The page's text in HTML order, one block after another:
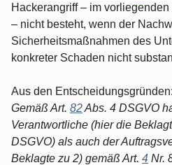
Hackerangriff – im
– nicht besteht, wenn der
Sicherheitsmaßnahmen des
konkreter Schaden nicht
Aus den Entscheidungsgründen:
Gemäß Art. 82Abs. 4 DSGVO
Verantwortliche (hier die
DSGVO) als auch der
Beklagte zu 2) gemäß Art. 4 Nr.